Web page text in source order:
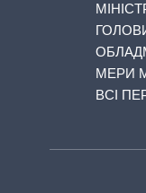
МЕРИ
ВСІ